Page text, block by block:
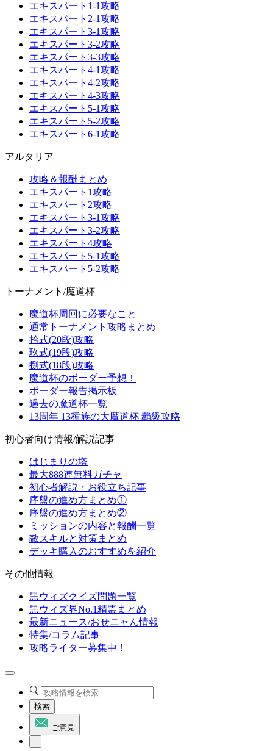
エキスパート1-1攻略
エキスパート2-1攻略
エキスパート3-1攻略
エキスパート3-2攻略
エキスパート3-3攻略
エキスパート4-1攻略
エキスパート4-2攻略
エキスパート4-3攻略
エキスパート5-1攻略
エキスパート5-2攻略
エキスパート6-1攻略
アルタリア
攻略＆報酬まとめ
エキスパート1攻略
エキスパート2攻略
エキスパート3-1攻略
エキスパート3-2攻略
エキスパート4攻略
エキスパート5-1攻略
エキスパート5-2攻略
トーナメント/魔道杯
魔道杯周回に必要なこと
通常トーナメント攻略まとめ
拾式(20段)攻略
玖式(19段)攻略
捌式(18段)攻略
魔道杯のボーダー予想！
ボーダー報告掲示板
過去の魔道杯一覧
13周年 13種族の大魔道杯 覇級攻略
初心者向け情報/解説記事
はじまりの塔
最大888連無料ガチャ
初心者解説・お役立ち記事
序盤の進め方まとめ①
序盤の進め方まとめ②
ミッションの内容と報酬一覧
敵スキルと対策まとめ
デッキ購入のおすすめを紹介
その他情報
黒ウィズクイズ問題一覧
黒ウィズ界No.1精霊まとめ
最新ニュース/おせニャん情報
特集/コラム記事
攻略ライター募集中！
検索
ご意見